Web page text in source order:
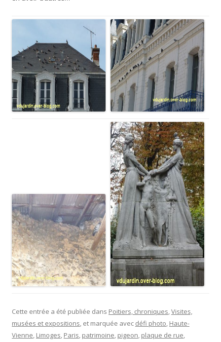
Cette entrée a été publiée dans Poitiers, chroniques,Visites,
musées et expositions, et marquée avec défi photo, Haute-
Vienne, Limoges, Paris, patrimoine, pigeon, plaque de rue,